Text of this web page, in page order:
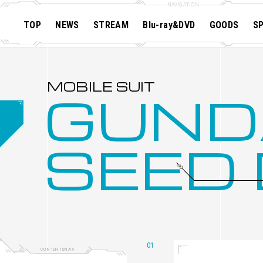
TOP NEWS STREAM Blu-ray&DVD GOODS
SEED